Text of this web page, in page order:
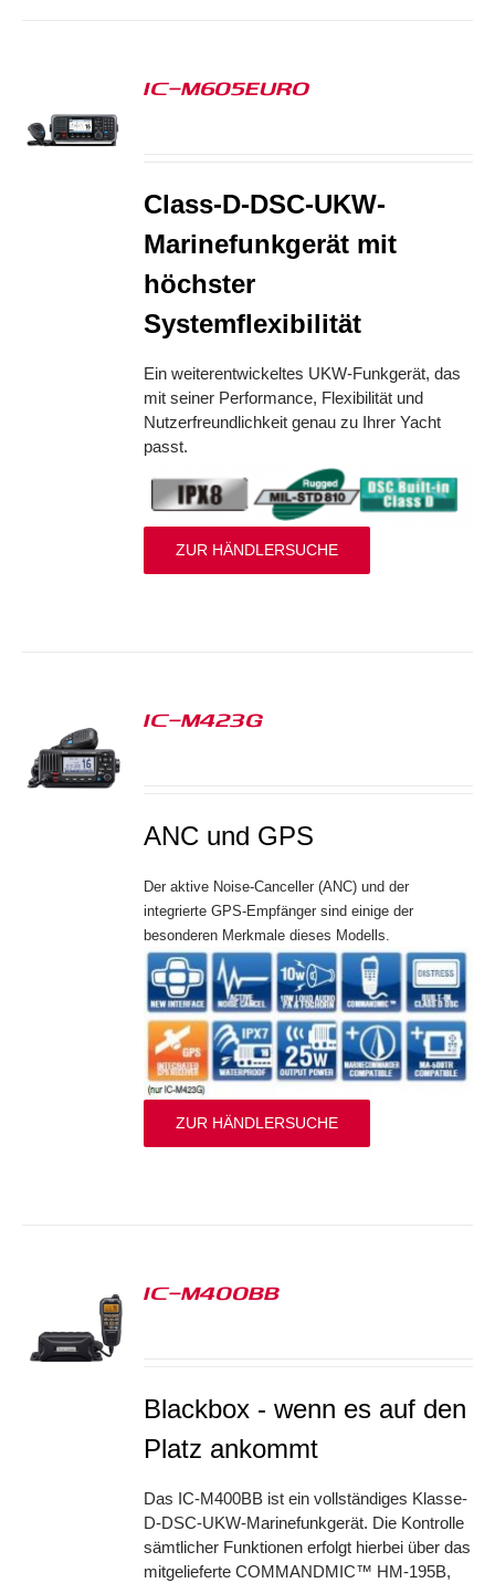
IC-M605EURO
Class-D-DSC-UKW-
Marinefunkgerät mit
höchster
Systemflexibilität
Ein weiterentwickeltes UKW-Funkgerät, das
mit seiner Performance, Flexibilität und
Nutzerfreundlichkeit genau zu Ihrer Yacht
passt.
ZUR HÄNDLERSUCHE
IC-M423G
ANC und GPS
Der aktive Noise-Canceller (ANC) und der
integrierte GPS-Empfänger sind einige der
besonderen Merkmale dieses Modells.
ZUR HÄNDLERSUCHE
IC-M400BB
Blackbox - wenn es auf den
Platz ankommt
Das IC-M400BB ist ein vollständiges Klasse-
D-DSC-UKW-Marinefunkgerät. Die Kontrolle
sämtlicher Funktionen erfolgt hierbei über das
mitgelieferte COMMANDMIC™ HM-195B,